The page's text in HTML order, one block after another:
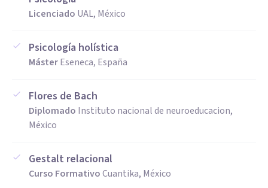
Licenciado UAL, México
Psicología holística
MásterEseneca, España
Flores de Bach
Diplomado Instituto nacional de neuroeducacion,
México
Gestalt relacional
Curso FormativoCuantika, México